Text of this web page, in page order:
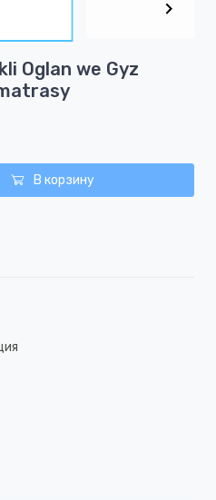
Oglan we Gyz
В корзину